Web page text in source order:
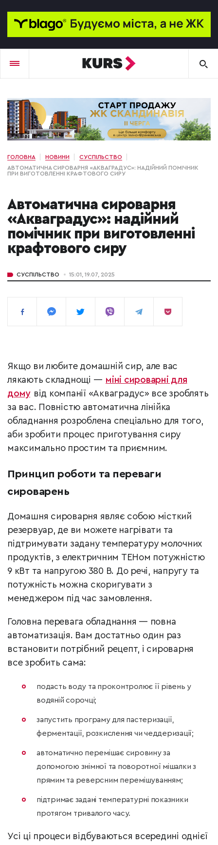
ГОЛОВНА НОВИНИ
СУСПІЛЬСТВО
АВТОМАТИЧНА СИРОВАРНЯ «АКВАГРАДУС»: НАДІЙНИЙ ПОМІЧНИК
ПРИ ВИГОТОВЛЕННІ КРАФТОВОГО СИРУ
Автоматична сироварня
«Акваградус»: надійний
помічник при виготовленні
крафтового сиру
СУСПІЛЬСТВО 15:01, 19.07, 2025
Якщо ви любите домашній сир, але вас
лякають складнощі — міні сироварні для
дому від компанії «Акваградус» все зроблять
за вас. Повністю автоматична лінійка
обладнання розроблена спеціально для того,
аби зробити процес приготування сиру
максимально простим та приємним.
Принцип роботи та переваги
сироварень
Домашня сироварня являє собою місткий
резервуар, де ви можете нагрівати та
підтримувати задану температуру молочних
продуктів, з електричним ТЕНом потужністю
9 кВт та напругою 380 В. До речі, напругу та
потужність можна скоригувати з
менеджером під час замовлення.
Головна перевага обладнання — повна
автоматизація. Вам достатньо один раз
встановити потрібний рецепт, і сироварня
все зробить сама:
подасть воду та проконтролює її рівень у
водяній сорочці;
запустить програму для пастеризації,
ферментації, розкислення чи чеддеризації;
автоматично перемішає сировину за
допомогою знімної та поворотної мішалки з
прямим та реверсним перемішуванням;
підтримає задані температурні показники
протягом тривалого часу.
Усі ці процеси відбуваються всередині однієї